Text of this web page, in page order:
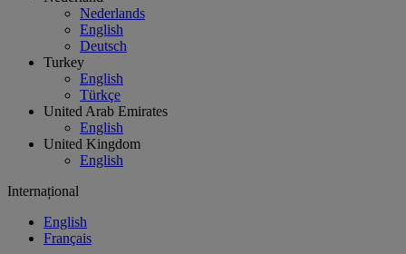
Nederlands
English
Deutsch
Turkey
English
Türkçe
United Arab Emirates
English
United Kingdom
English
Internațional
English
Français